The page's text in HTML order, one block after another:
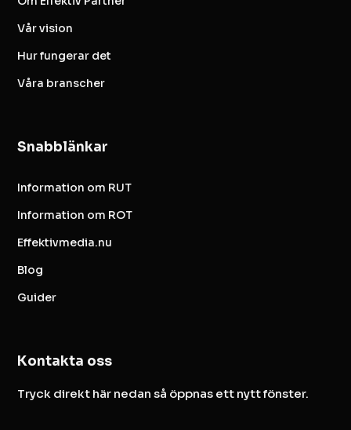
Vår vision
Hur fungerar det
Våra branscher
Snabblänkar
Information om RUT
Information om ROT
Effektivmedia.nu
Blog
Guider
Kontakta oss
Tryck direkt här nedan så öppnas ett nytt fönster.